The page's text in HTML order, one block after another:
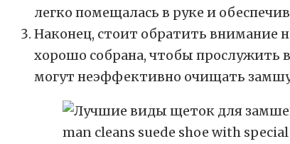
легко помещалась в руке и
Наконец, стоит обратить внимание
хорошо собрана, чтобы прослужить
могут неэффективно очищать
man cleans suede shoe with